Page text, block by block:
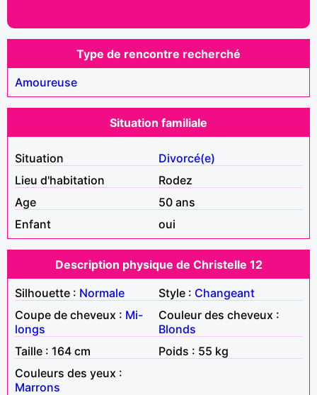
Type de rencontre recherché
Amoureuse
Situation familiale
Situation
Divorcé(e)
Lieu d'habitation
Rodez
Age
50 ans
Enfant
oui
Description physique de Christelle 12
Silhouette : Normale Style : Changeant
Coupe de cheveux : Mi-
longs
Couleur des cheveux :
Blonds
Taille : 164 cm
Poids : 55 kg
Couleurs des yeux :
Marrons